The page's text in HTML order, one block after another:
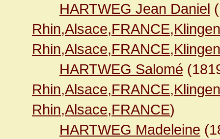
HARTWEG Jean Daniel
HARTWEG Salomé
Rhin,Alsace,FRANCE)
HARTWEG Madeleine